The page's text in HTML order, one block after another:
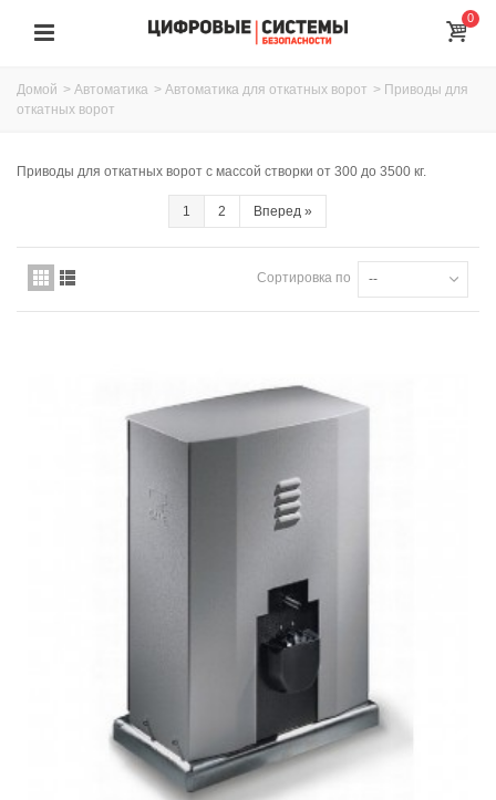
0
Домой > Автоматика > Автоматика для откатных ворот > Приводы для
откатных ворот
Приводы для откатных ворот с массой створки от 300 до 3500 кг.
1 2 Вперед »
Сортировка по --